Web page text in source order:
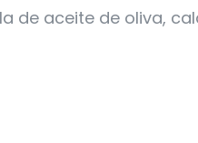
de aceite de oliva,